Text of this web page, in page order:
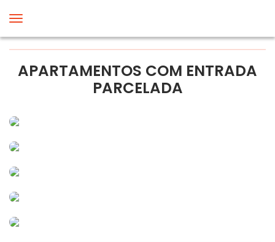
APARTAMENTOS COM ENTRADA
PARCELADA